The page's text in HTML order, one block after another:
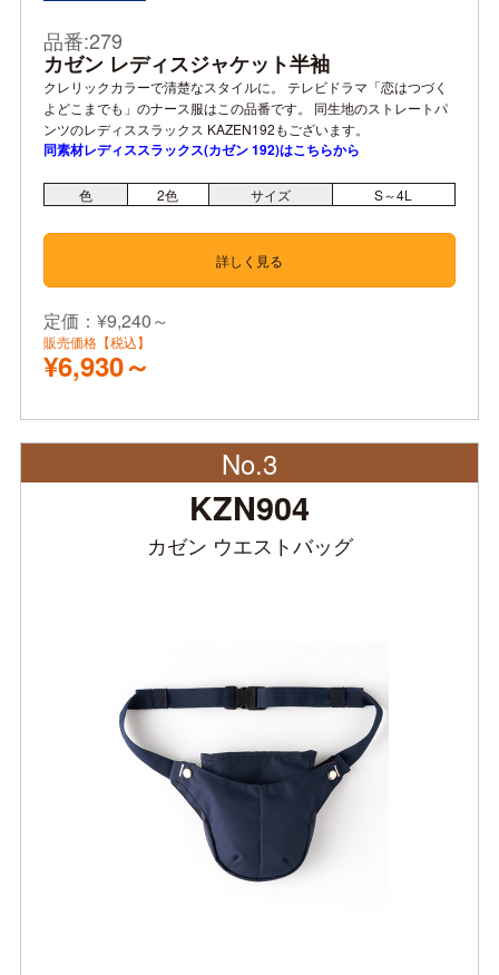
品番:279
カゼン レディスジャケット半袖
クレリックカラーで清楚なスタイルに。 テレビドラマ「恋はつづく
よどこまでも」のナース服はこの品番です。 同生地のストレートパ
ンツのレディススラックス KAZEN192もございます。
同素材レディススラックス(カゼン 192)はこちらから
色 2色 サイズ S～4L
詳しく見る
定価：¥9,240～
販売価格【税込】
¥6,930～
No.3
KZN904
カゼン ウエストバッグ